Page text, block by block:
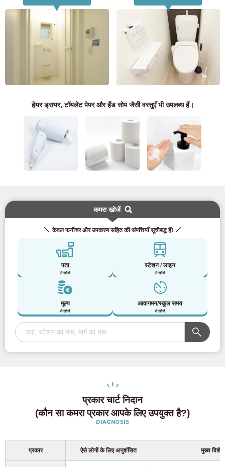
हेयर ड्रायर, टॉयलेट पेपर और हैंड सोप जैसी वस्तुएँ भी उपलब्ध हैं।
कमरा खोजें
केवल फर्नीचर और उपकरण सहित की संपत्तियाँ सूचीबद्ध हैं!
पता
से खोजें
स्टेशन / लाइन
से खोजें
मूल्य
से खोजें
आवागमन/स्कूल समय
से खोजें
प्रकार चार्ट निदान
(कौन सा कमरा प्रकार आपके लिए उपयुक्त है?)
DIAGNOSIS
प्रकार ऐसे लोगों के लिए अनुशंसित मुख्य
केवल संभावित और वर्तमान निवासियों के लिए